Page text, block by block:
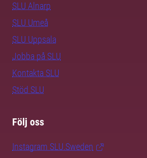
SLU Alnarp
SLU Umeå
SLU Uppsala
Jobba på SLU
Kontakta SLU
Stöd SLU
Följ oss
Instagram SLU.Sweden